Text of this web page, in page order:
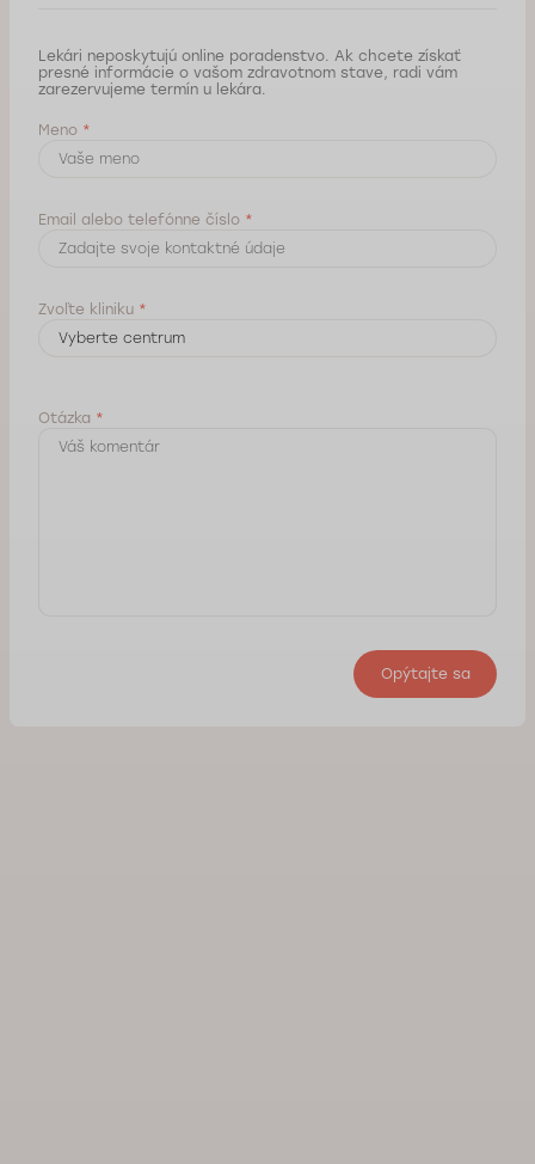
Lekári neposkytujú online poradenstvo. Ak chcete získať
presné informácie o vašom zdravotnom stave, radi vám
zarezervujeme termín u lekára.
Meno *
Email alebo telefónne číslo *
Zvoľte kliniku *
Otázka *
Opýtajte sa